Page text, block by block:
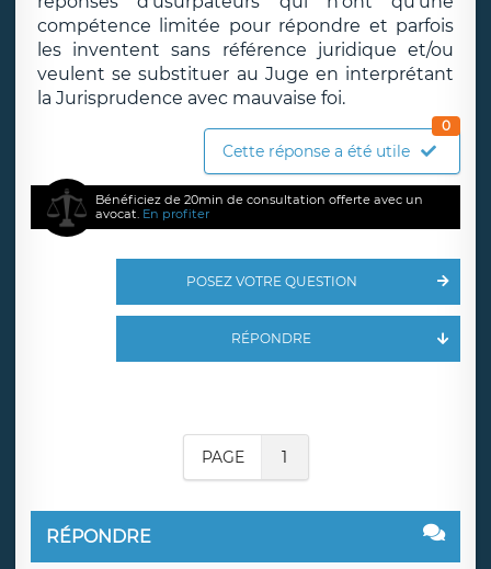
compétence limitée pour répondre et parfois
les inventent sans référence juridique et/ou
veulent se substituer au Juge en interprétant
la Jurisprudence avec mauvaise foi.
Cette réponse a été utile
0
Bénéficiez de 20min de consultation offerte avec un
avocat. En profiter
POSEZ VOTRE QUESTION
RÉPONDRE
PAGE 1
RÉPONDRE